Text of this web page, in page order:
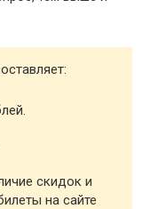
скидок и
на сайте